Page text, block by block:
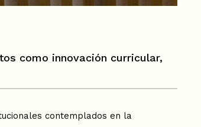
como innovación curricular,
contemplados en la